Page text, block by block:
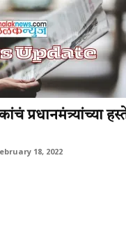
प्रधानमंत्र्यांच्या
18, 2022